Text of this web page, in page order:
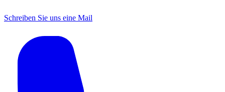
Schreiben Sie uns eine Mail